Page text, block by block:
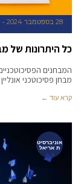
28 בספטמבר 2024
כל היתרונות של
המבחנים
מבחן פסיכוטכני
קרא עוד ←
אוניברסיט
ת אריאל